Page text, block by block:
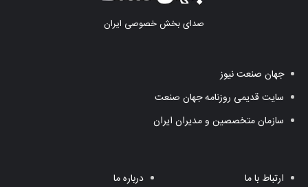
صدای بخش خصوصی ایران
جهان صنعت نیوز
سایت قدیمی روزنامه جهان صنعت
سازمان متخصصین و مدیران ایران
ارتباط با ما درباره ما